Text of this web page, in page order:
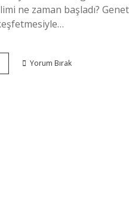
ne zaman başladı?
Yorum Bırak